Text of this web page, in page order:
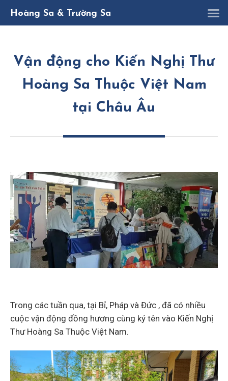
Hoàng Sa & Trường Sa
Vận động cho Kiến Nghị Thư
Hoàng Sa Thuộc Việt Nam
tại Châu Âu
Trong các tuần qua, tại Bỉ, Pháp và Đức , đã có nhiều
cuộc vận động đồng hương cùng ký tên vào Kiến Nghị
Thư Hoàng Sa Thuộc Việt Nam.